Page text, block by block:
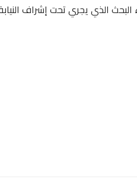
البحث الذي يجري تحت إشراف